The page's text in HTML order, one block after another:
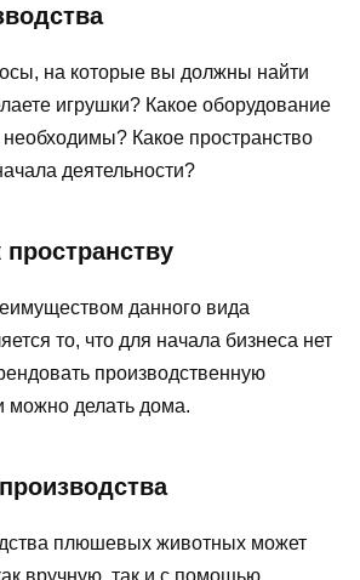
на которые вы должны найти
игрушки? Какое оборудование
Какое пространство
деятельности?
данного вида
то, что для начала бизнеса нет
производственную
можно делать дома.
плюшевых животных может
вручную, так и с помощью